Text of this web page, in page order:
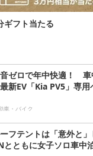
ギフト当たる
ゼロで年中快適！ 車
新EV「Kia PV5」専用
車・バイク
フテントは「意外と
とともに女子ソロ車中